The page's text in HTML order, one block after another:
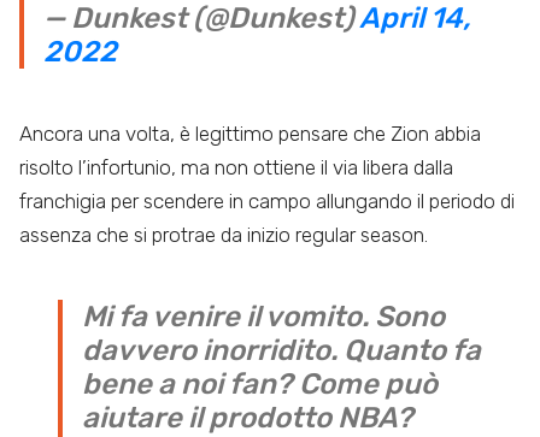
— Dunkest (@Dunkest)April 14,
2022
Ancora una volta, è legittimo pensare che Zion abbia
risolto l’infortunio, ma non ottiene il via libera dalla
franchigia per scendere in campo allungando il periodo di
assenza che si protrae da inizio regular season.
Mi fa venire il vomito. Sono
davvero inorridito. Quanto fa
bene a noi fan? Come può
aiutare il prodotto NBA?